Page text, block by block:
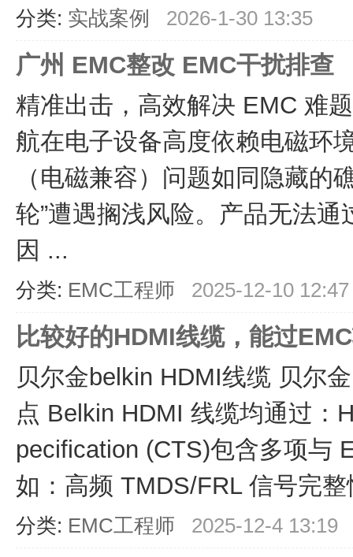
分类: 实战案例 2026-1-30 13:35
广州 EMC整改 EMC干扰排查
精准出击，高效解决 EMC 难
航在电子设备高度依赖电磁环
（电磁兼容）问题如同隐藏的
轮”遭遇搁浅风险。产品无法
因 ...
分类: EMC工程师 2025-12-10 12:47
比较好的HDMI线缆，能过
贝尔金belkin HDMI线缆 贝尔
点 Belkin HDMI 线缆均通过：
pecification (CTS)包含多项与
如：高频 TMDS/FRL 信号完
分类: EMC工程师 2025-12-4 13:19